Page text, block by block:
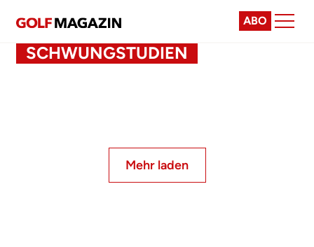
ABO
SCHWUNGSTUDIEN
Mehr laden